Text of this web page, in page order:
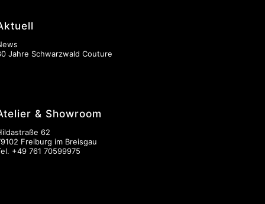
Jahre Schwarzwald Couture
& Showroom
62
Freiburg im Breisgau
+49 761 70599975